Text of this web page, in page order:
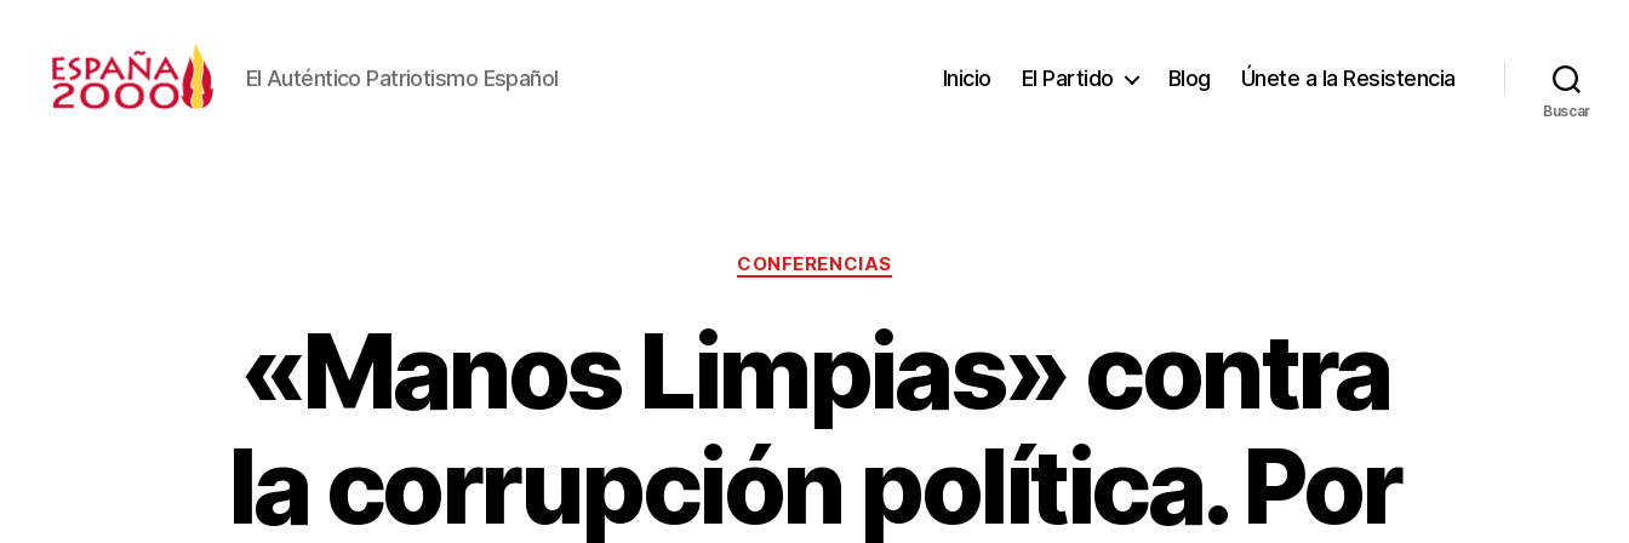
El Auténtico Patriotismo Español Inicio El Partido Blog Únete a la Resistencia
Buscar
CONFERENCIAS
«Manos Limpias» contra
la corrupción política. Por